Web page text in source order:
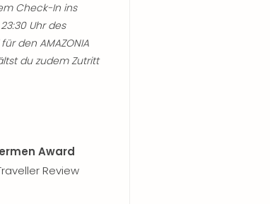
Check-In ins
Uhr des
den AMAZONIA
du zudem Zutritt
Award
Review